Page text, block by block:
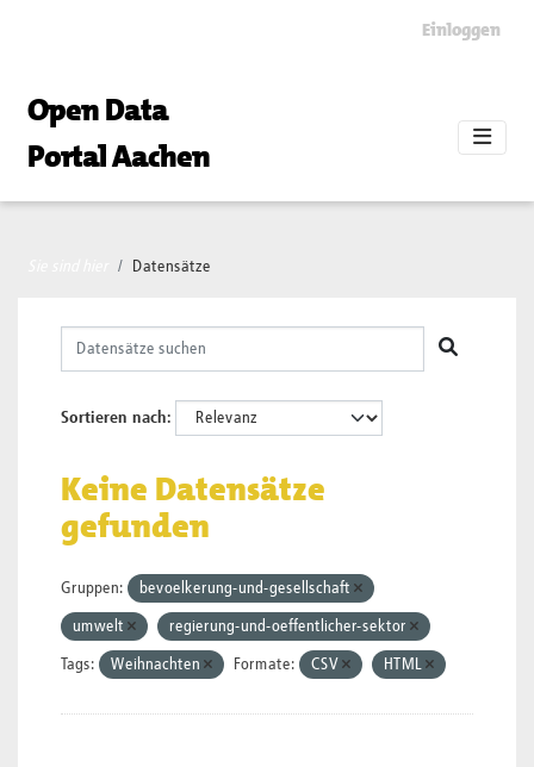
Einloggen
Open Data
Portal Aachen
Datensätze
Sortieren nach
Keine Datensätze
gefunden
Gruppen: bevoelkerung-und-gesellschaft
umwelt regierung-und-oeffentlicher-sektor
Tags: Weihnachten Formate: CSV HTML